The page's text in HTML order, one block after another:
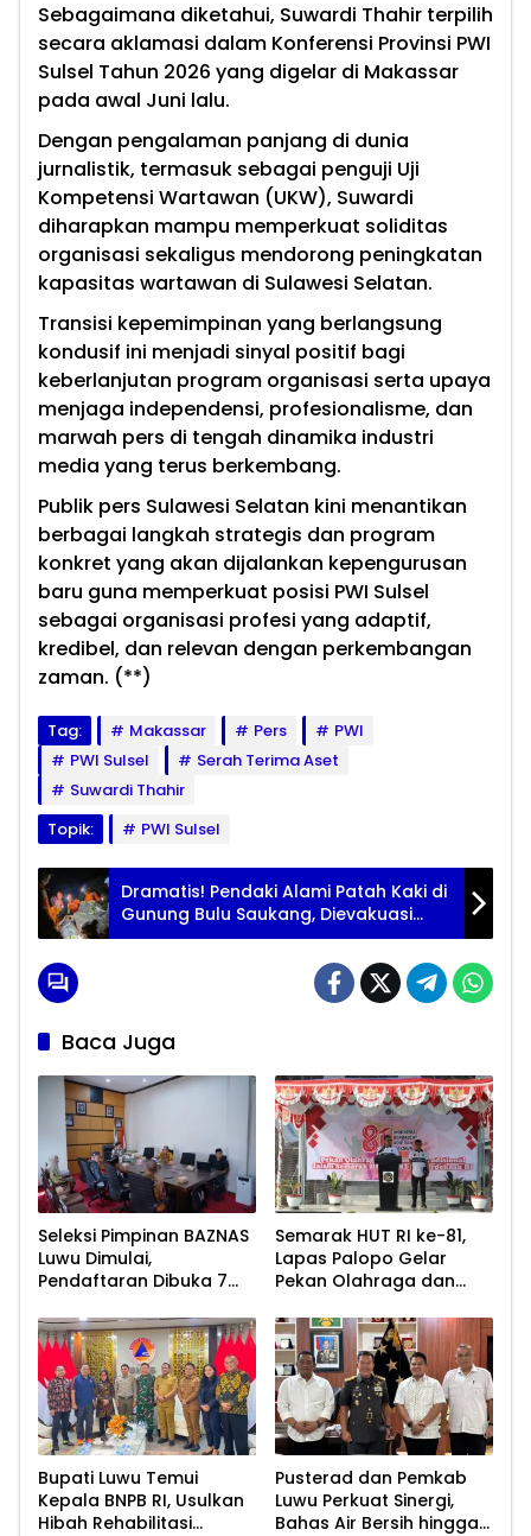
Sebagaimana diketahui, Suwardi Thahir terpilih
secara aklamasi dalam Konferensi Provinsi PWI
Sulsel Tahun 2026 yang digelar di Makassar
pada awal Juni lalu.
Dengan pengalaman panjang di dunia
jurnalistik, termasuk sebagai penguji Uji
Kompetensi Wartawan (UKW), Suwardi
diharapkan mampu memperkuat soliditas
organisasi sekaligus mendorong peningkatan
kapasitas wartawan di Sulawesi Selatan.
Transisi kepemimpinan yang berlangsung
kondusif ini menjadi sinyal positif bagi
keberlanjutan program organisasi serta upaya
menjaga independensi, profesionalisme, dan
marwah pers di tengah dinamika industri
media yang terus berkembang.
Publik pers Sulawesi Selatan kini menantikan
berbagai langkah strategis dan program
konkret yang akan dijalankan kepengurusan
baru guna memperkuat posisi PWI Sulsel
sebagai organisasi profesi yang adaptif,
kredibel, dan relevan dengan perkembangan
zaman. (**)
Tag: Makassar Pers
PWI
PWI Sulsel
Serah Terima Aset
Suwardi Thahir
Topik:
PWI Sulsel
Dramatis! Pendaki Alami Patah Kaki di
Gunung Bulu Saukang, Dievakuasi
Selama Berjam-jam
Baca Juga
Seleksi Pimpinan BAZNAS
Luwu Dimulai,
Pendaftaran Dibuka 7
Semarak HUT RI ke-81,
Lapas Palopo Gelar
Pekan Olahraga dan
Bupati Luwu Temui
Kepala BNPB RI, Usulkan
Hibah Rehabilitasi
Pusterad dan Pemkab
Luwu Perkuat Sinergi,
Bahas Air Bersih hingga